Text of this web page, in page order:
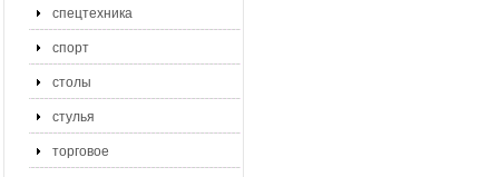
спецтехника
спорт
столы
стулья
торговое